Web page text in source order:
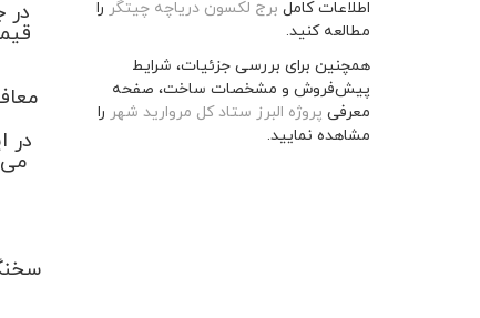
اطلاعات کامل برج لکسون دریاچه چیتگر را
مطالعه کنید.
همچنین برای بررسی جزئیات، شرایط
پیش‌فروش و مشخصات ساخت، صفحه
معرفی پروژه البرز ستاد کل مروارید شهر را
مشاهده نمایید.
در
می